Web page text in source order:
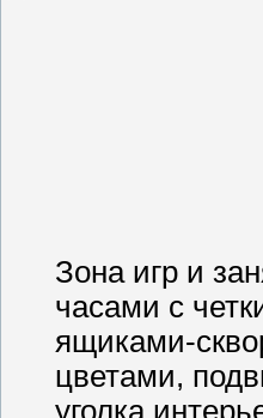
Зона игр и
часами с
ящиками-
цветами,
уголка